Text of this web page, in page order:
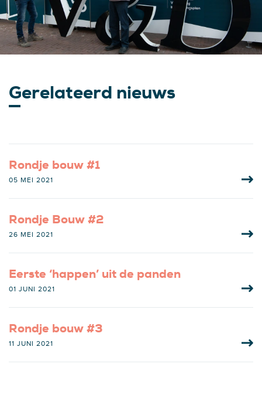
Gerelateerd nieuws
Rondje bouw #1
05 MEI 2021
Rondje Bouw #2
26 MEI 2021
Eerste ‘happen’ uit de panden
01 JUNI 2021
Rondje bouw #3
11 JUNI 2021